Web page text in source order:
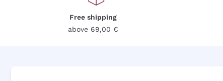
Free shipping
above 69,00 €